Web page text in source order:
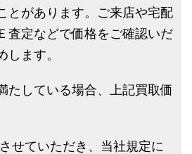
とがあります。ご来店や宅配
査定などで価格をご確認いだ
します。
たしている場合、上記買取価
せていただき、当社規定に